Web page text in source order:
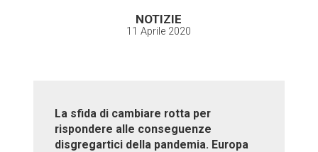
NOTIZIE
11 Aprile 2020
La sfida di cambiare rotta per
rispondere alle conseguenze
disgregartici della pandemia. Europa